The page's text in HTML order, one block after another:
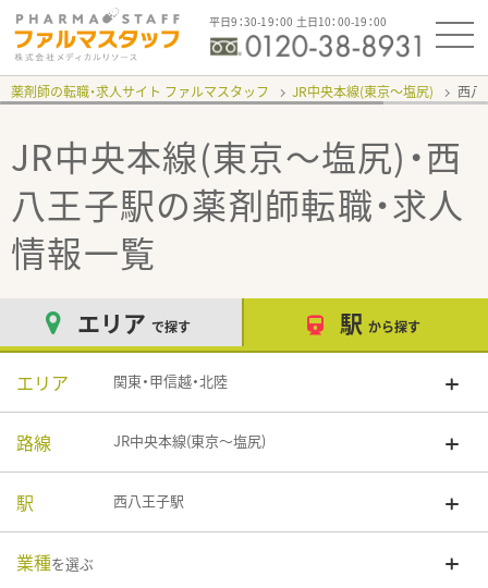
平日9：30-19：00 土日10：00-19：00
薬剤師の転職・求人サイト ファルマスタッフ JR中央本線(東京～塩尻) 西
JR中央本線(東京～塩尻)・西
八王子駅の薬剤師転職・求人
情報一覧
エリア で探す 駅 から探す
エリア 関東・甲信越・北陸
路線 JR中央本線(東京～塩尻)
駅 西八王子駅
業種を選ぶ